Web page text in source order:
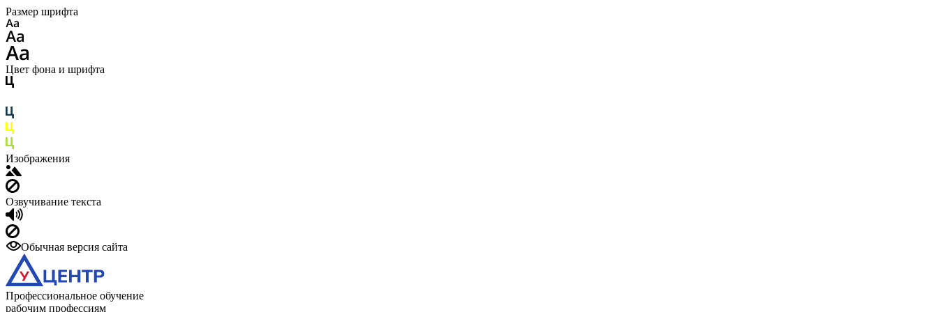
Размер шрифта
Цвет фона и шрифта
Изображения
Озвучивание текста
Обычная версия сайта
Профессиональное обучение
рабочим профессиям